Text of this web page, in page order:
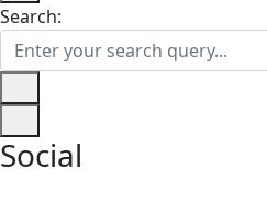
Search:
Social